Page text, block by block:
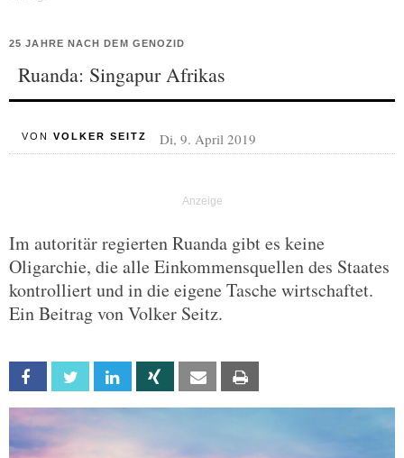
25 JAHRE NACH DEM GENOZID
Ruanda: Singapur Afrikas
VON VOLKER SEITZ Di, 9. April 2019
Im autoritär regierten Ruanda gibt es keine
Oligarchie, die alle Einkommensquellen des Staates
kontrolliert und in die eigene Tasche wirtschaftet.
Ein Beitrag von Volker Seitz.
Facebook Twitter Linkedin Xing Email